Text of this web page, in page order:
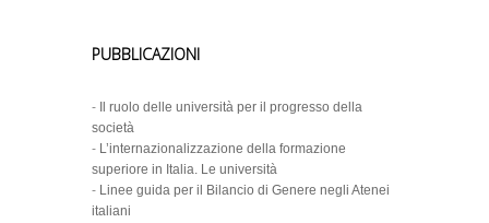
PUBBLICAZIONI
-
Il ruolo delle università per il progresso della
società
- L’internazionalizzazione della formazione
superiore in Italia. Le università
- Linee guida per il Bilancio di Genere negli Atenei
italiani